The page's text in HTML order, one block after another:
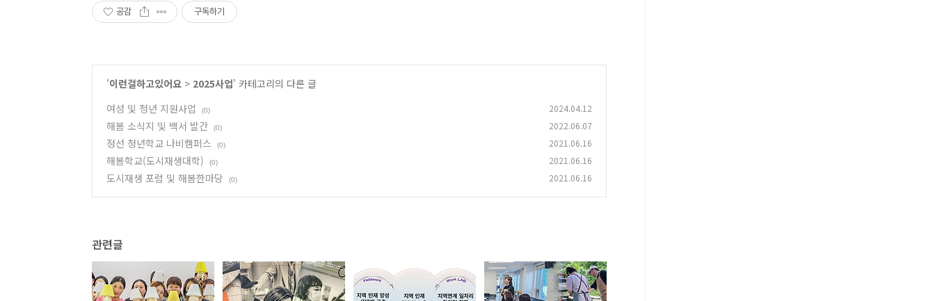
공감 구독하기
'이런걸하고있어요 > 2025사업' 카테고리의 다른 글
여성 및 청년 지원사업
(0) 2024.04.12
해봄 소식지 및 백서 발간 (0) 2022.06.07
정선 청년학교 나비캠퍼스 (0) 2021.06.16
해봄학교(도시재생대학) (0) 2021.06.16
도시재생 포럼 및 해봄한마당 (0) 2021.06.16
관련글